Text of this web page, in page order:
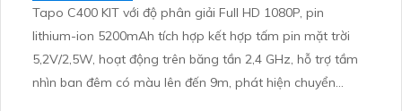
Tapo C400 KIT với độ phân giải Full HD 1080P, pin
lithium-ion 5200mAh tích hợp kết hợp tấm pin mặt trời
5,2V/2,5W, hoạt động trên băng tần 2,4 GHz, hỗ trợ tầm
nhìn ban đêm có màu lên đến 9m, phát hiện chuyển